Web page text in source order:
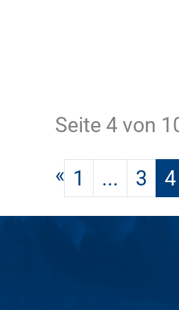
Seite 4 von
« 1 ... 3 4